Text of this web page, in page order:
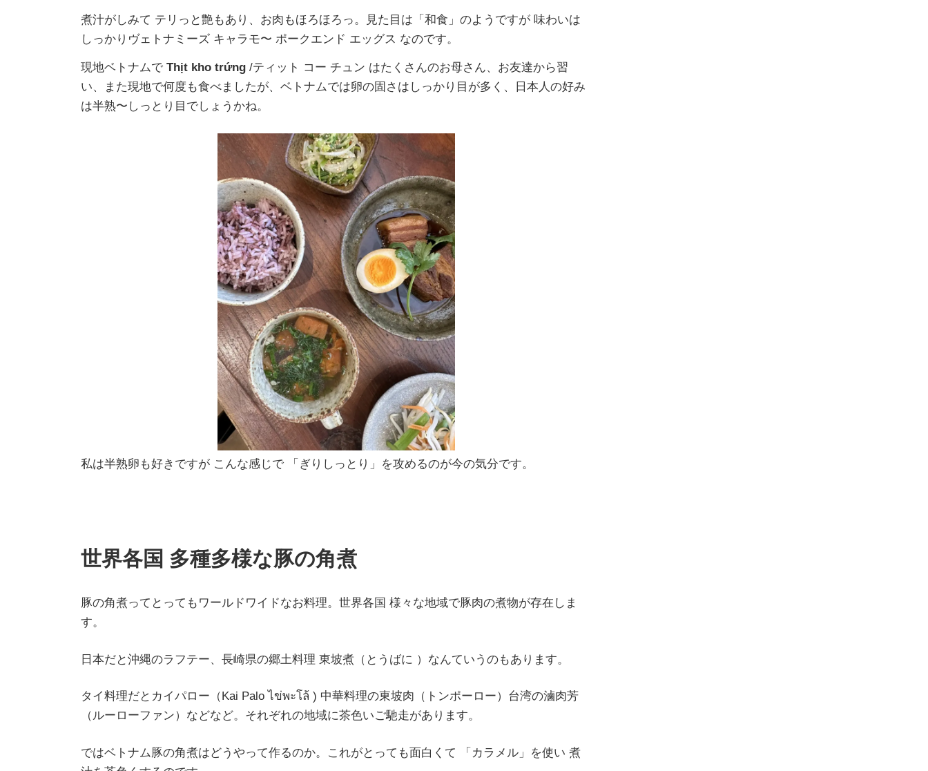
煮汁がしみて テリっと艶もあり、お肉もほろほろっ。見た目は「和食」のようですが 味わいは
しっかりヴェトナミーズ キャラモ〜 ポークエンド エッグス なのです。
現地ベトナムで Thịt kho trứng /ティット コー チュン はたくさんのお母さん、お友達から習
い、また現地で何度も食べましたが、ベトナムでは卵の固さはしっかり目が多く、日本人の好み
は半熟〜しっとり目でしょうかね。
私は半熟卵も好きですが こんな感じで 「ぎりしっとり」を攻めるのが今の気分です。
世界各国 多種多様な豚の角煮
豚の角煮ってとってもワールドワイドなお料理。世界各国 様々な地域で豚肉の煮物が存在しま
す。
日本だと沖縄のラフテー、長崎県の郷土料理 東坡煮（とうばに ）なんていうのもあります。
タイ料理だとカイパロー（Kai Palo ไข่พะโล้ ) 中華料理の東坡肉（トンポーロー）台湾の滷肉芳
（ルーローファン）などなど。それぞれの地域に茶色いご馳走があります。
ではベトナム豚の角煮はどうやって作るのか。これがとっても面白くて 「カラメル」を使い 煮